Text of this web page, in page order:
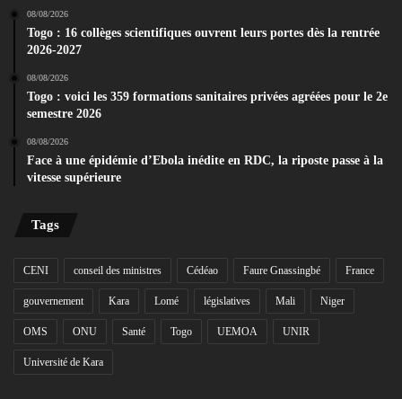
08/08/2026
Togo : 16 collèges scientifiques ouvrent leurs portes dès la rentrée
2026-2027
08/08/2026
Togo : voici les 359 formations sanitaires privées agréées pour le 2e
semestre 2026
08/08/2026
Face à une épidémie d’Ebola inédite en RDC, la riposte passe à la
vitesse supérieure
Tags
CENI conseil des ministres Cédéao Faure Gnassingbé France
gouvernement Kara Lomé législatives Mali Niger
OMS ONU Santé Togo UEMOA UNIR
Université de Kara